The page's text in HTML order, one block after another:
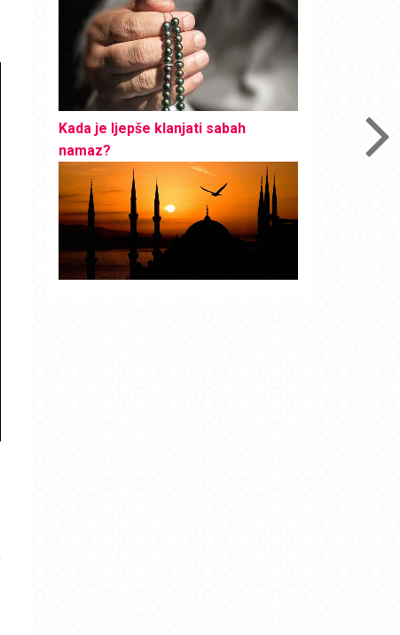
Kada je ljepše klanjati sabah
namaz?